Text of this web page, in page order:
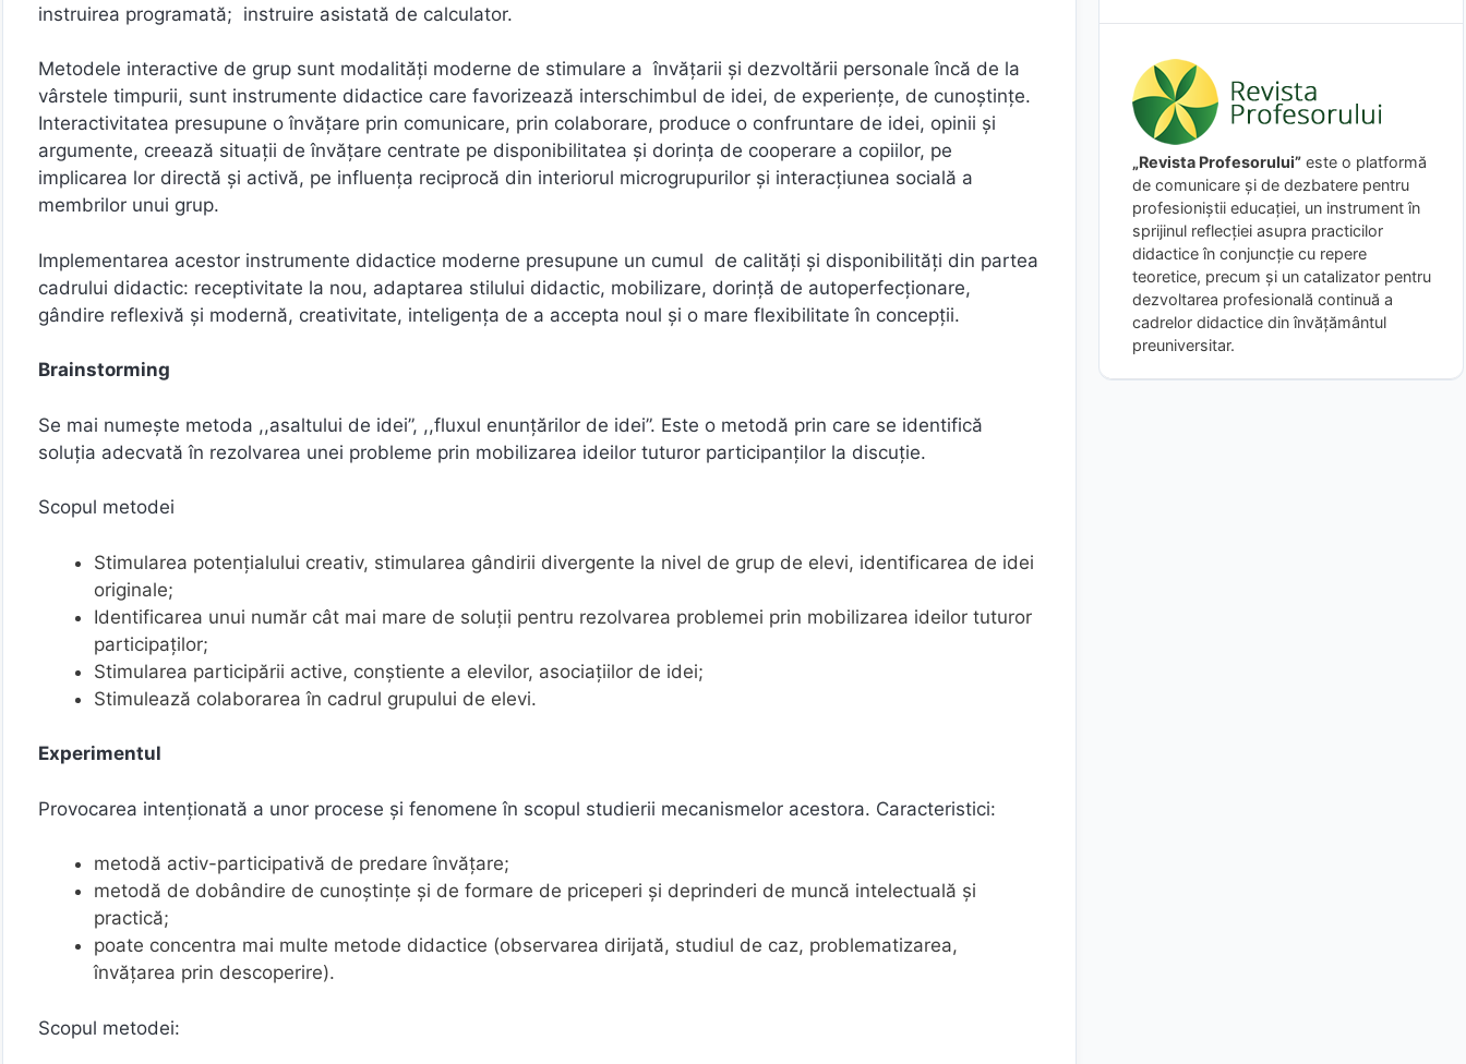
instruirea programată; instruire asistată de calculator.
Metodele interactive de grup sunt modalităţi moderne de stimulare a învăţarii şi dezvoltării personale încă de la
vârstele timpurii, sunt instrumente didactice care favorizează interschimbul de idei, de experienţe, de cunoştinţe.
Interactivitatea presupune o învăţare prin comunicare, prin colaborare, produce o confruntare de idei, opinii şi
argumente, creează situaţii de învăţare centrate pe disponibilitatea şi dorinţa de cooperare a copiilor, pe
implicarea lor directă şi activă, pe influenţa reciprocă din interiorul microgrupurilor şi interacţiunea socială a
membrilor unui grup.
Implementarea acestor instrumente didactice moderne presupune un cumul de calităţi şi disponibilităţi din partea
cadrului didactic: receptivitate la nou, adaptarea stilului didactic, mobilizare, dorinţă de autoperfecţionare,
gândire reflexivă şi modernă, creativitate, inteligenţa de a accepta noul şi o mare flexibilitate în concepţii.
Brainstorming
Se mai numește metoda ,,asaltului de idei”, ,,fluxul enunțărilor de idei”. Este o metodă prin care se identifică
soluția adecvată în rezolvarea unei probleme prin mobilizarea ideilor tuturor participanților la discuţie.
Scopul metodei
Stimularea potențialului creativ, stimularea gândirii divergente la nivel de grup de elevi, identificarea de idei
originale;
Identificarea unui număr cât mai mare de soluții pentru rezolvarea problemei prin mobilizarea ideilor tuturor
participaților;
Stimularea participării active, conștiente a elevilor, asociațiilor de idei;
Stimulează colaborarea în cadrul grupului de elevi.
Experimentul
Provocarea intenționată a unor procese și fenomene în scopul studierii mecanismelor acestora. Caracteristici:
metodă activ-participativă de predare învățare;
metodă de dobândire de cunoștințe și de formare de priceperi şi deprinderi de muncă intelectuală și
practică;
poate concentra mai multe metode didactice (observarea dirijată, studiul de caz, problematizarea,
învățarea prin descoperire).
Scopul metodei:
„Revista Profesorului” este o platformă
de comunicare și de dezbatere pentru
profesioniștii educației, un instrument în
sprijinul reflecției asupra practicilor
didactice în conjuncție cu repere
teoretice, precum și un catalizator pentru
dezvoltarea profesională continuă a
cadrelor didactice din învățământul
preuniversitar.